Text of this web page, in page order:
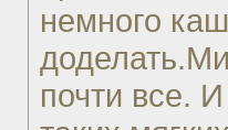
немного
почти все.